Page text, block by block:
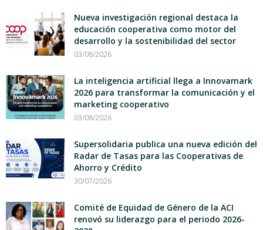
Nueva investigación regional destaca la
educación cooperativa como motor del
desarrollo y la sostenibilidad del sector
03/08/2026
La inteligencia artificial llega a Innovamark
2026 para transformar la comunicación y el
marketing cooperativo
03/08/2026
Supersolidaria publica una nueva edición del
Radar de Tasas para las Cooperativas de
Ahorro y Crédito
30/07/2026
Comité de Equidad de Género de la ACI
renovó su liderazgo para el periodo 2026-